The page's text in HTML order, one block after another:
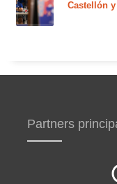
Castellón
Partners